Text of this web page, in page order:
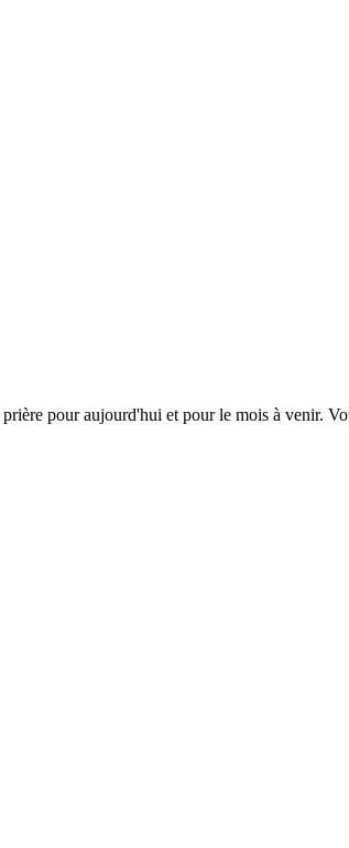
pour aujourd'hui et pour le mois à venir.